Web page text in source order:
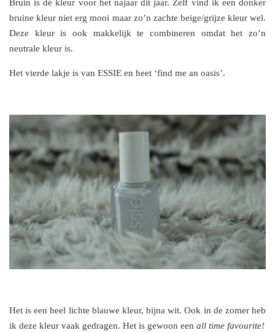
Bruin is dé kleur voor het najaar dit jaar. Zelf vind ik een donker
bruine kleur niet erg mooi maar zo’n zachte beige/grijze kleur wel.
Deze kleur is ook makkelijk te combineren omdat het zo’n
neutrale kleur is.
Het vierde lakje is van ESSIE en heet ‘find me an oasis’.
Het is een heel lichte blauwe kleur, bijna wit. Ook in de zomer heb
ik deze kleur vaak gedragen. Het is gewoon een all time favourite!